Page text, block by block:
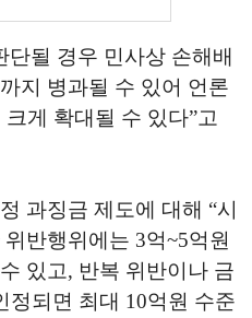
단될 경우 민사상 손해배
지 병과될 수 있어 언론
게 확대될 수 있다”고
과징금 제도에 대해 “시
반행위에는 3억~5억원
있고, 반복 위반이나 금
정되면 최대 10억원 수준